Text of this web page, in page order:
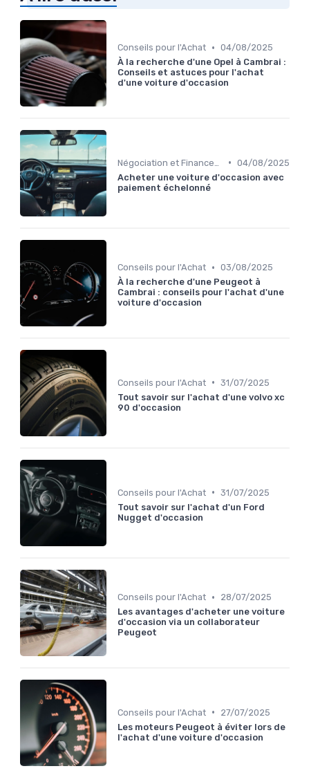
Conseils pour l'Achat • 04/08/2025
À la recherche d'une Opel à Cambrai :
Conseils et astuces pour l'achat
d'une voiture d'occasion
• 04/08/2025
Acheter une voiture d'occasion avec
paiement échelonné
Conseils pour l'Achat • 03/08/2025
À la recherche d'une Peugeot à
Cambrai : conseils pour l'achat d'une
voiture d'occasion
Conseils pour l'Achat • 31/07/2025
Tout savoir sur l'achat d'une volvo xc
90 d'occasion
Conseils pour l'Achat • 31/07/2025
Tout savoir sur l'achat d'un Ford
Nugget d'occasion
Conseils pour l'Achat •
28/07/2025
Les avantages d'acheter une voiture
d'occasion via un collaborateur
Peugeot
Conseils pour l'Achat •
27/07/2025
Les moteurs Peugeot à éviter lors de
l'achat d'une voiture d'occasion